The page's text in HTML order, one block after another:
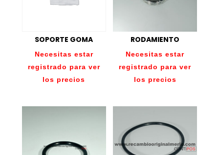
SOPORTE GOMA
Necesitas estar
registrado para ver
los precios
RODAMIENTO
Necesitas estar
registrado para ver
los precios